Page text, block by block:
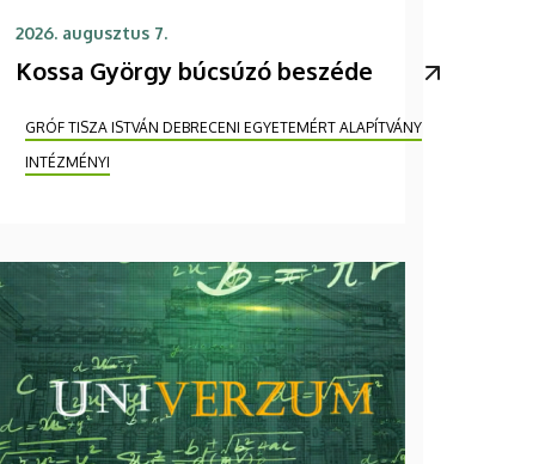
2026. augusztus 7.
Kossa György búcsúzó beszéde
GRÓF TISZA ISTVÁN DEBRECENI EGYETEMÉRT ALAPÍTVÁNY
INTÉZMÉNYI